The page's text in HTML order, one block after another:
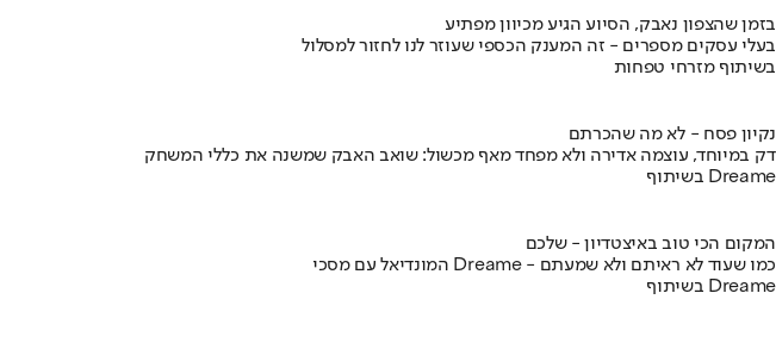
בזמן שהצפון נאבק, הסיוע הגיע מכיוון מפתיע
בעלי עסקים מספרים - זה המענק הכספי שעוזר לנו לחזור למסלול
בשיתוף מזרחי טפחות
נקיון פסח - לא מה שהכרתם
דק במיוחד, עוצמה אדירה ולא מפחד מאף מכשול: שואב האבק שמשנה את כללי המשחק
בשיתוף Dreame
המקום הכי טוב באיצטדיון - שלכם
המונדיאל עם מסכי Dreame - כמו שעוד לא ראיתם ולא שמעתם
בשיתוף Dreame